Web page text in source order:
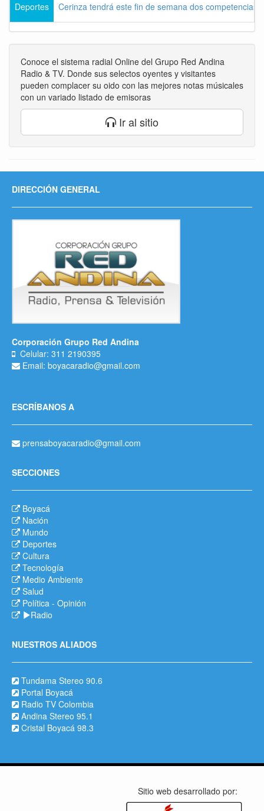
Deportes Cerinza tendrá este fin de semana dos competencias
Conoce el sistema radial Online del Grupo Red Andina
Radio & TV. Donde sus selectos oyentes y visitantes
pueden complacer su oido con las mejores notas músicales
con un variado listado de emisoras
Ir al sitio
DIRECCIÓN GENERAL
Corporación Grupo Red Andina
Celular: 311 2190395
Email: boyacaradio@gmail.com
ESCRÍBANOS A
prensaboyacaradio@gmail.com
SECCIONES
Boyacá
Nación
Mundo
Deportes
Cultura
Tecnología
Medio Ambiente
Salud
Política - Opinión
Radio
NUESTROS ALIADOS
Tundama Stereo 90.6
Portal Boyacá
Radio TV Colombia
Andina Stereo 95.1
Cristal Boyacá 98.3
Sitio web desarrollado por: